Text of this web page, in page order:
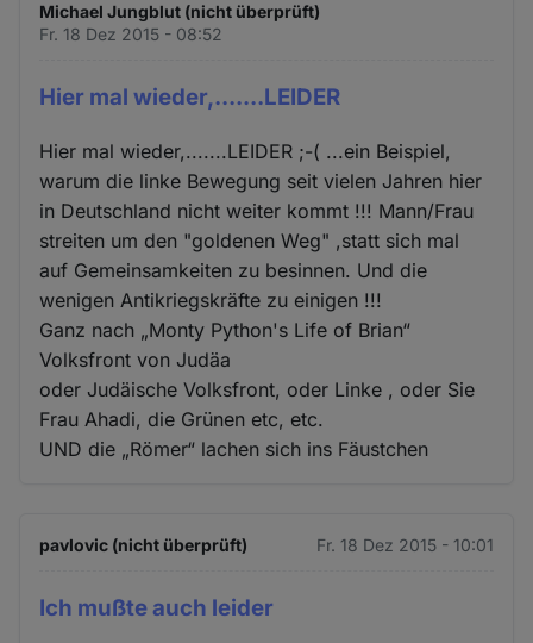
Michael Jungblut (nicht überprüft)
Fr. 18 Dez 2015 - 08:52
Hier mal wieder,.......LEIDER
Hier mal wieder,.......LEIDER ;-( ...ein Beispiel,
warum die linke Bewegung seit vielen Jahren hier
in Deutschland nicht weiter kommt !!! Mann/Frau
streiten um den "goldenen Weg" ,statt sich mal
auf Gemeinsamkeiten zu besinnen. Und die
wenigen Antikriegskräfte zu einigen !!!
Ganz nach „Monty Python's Life of Brian“
Volksfront von Judäa
oder Judäische Volksfront, oder Linke , oder Sie
Frau Ahadi, die Grünen etc, etc.
UND die „Römer“ lachen sich ins Fäustchen
pavlovic (nicht überprüft) Fr. 18 Dez 2015 - 10:01
Ich mußte auch leider